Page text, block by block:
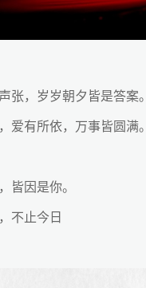
张，岁岁朝夕皆是答案。
爱有所依，万事皆圆满。
皆因是你。
不止今日